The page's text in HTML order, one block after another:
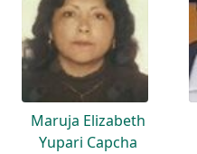
Maruja Elizabeth
Yupari Capcha